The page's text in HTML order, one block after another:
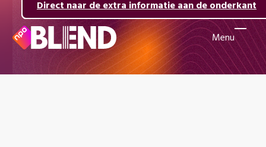
Direct naar de inhoud
Direct naar de hoofdnavigatie
Direct naar de extra informatie aan de onderkant
Menu